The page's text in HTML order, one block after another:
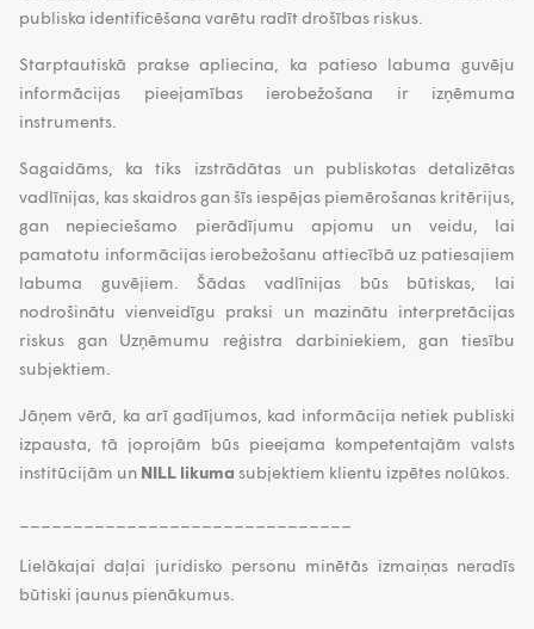
publiska identificēšana varētu radīt drošības riskus.
Starptautiskā prakse apliecina, ka patieso labuma guvēju
informācijas pieejamības ierobežošana ir izņēmuma
instruments.
Sagaidāms, ka tiks izstrādātas un publiskotas detalizētas
vadlīnijas, kas skaidros gan šīs iespējas piemērošanas kritērijus,
gan nepieciešamo pierādījumu apjomu un veidu, lai
pamatotu informācijas ierobežošanu attiecībā uz patiesajiem
labuma guvējiem. Šādas vadlīnijas būs būtiskas, lai
nodrošinātu vienveidīgu praksi un mazinātu interpretācijas
riskus gan Uzņēmumu reģistra darbiniekiem, gan tiesību
subjektiem.
Jāņem vērā, ka arī gadījumos, kad informācija netiek publiski
izpausta, tā joprojām būs pieejama kompetentajām valsts
institūcijām un NILL likuma subjektiem klientu izpētes nolūkos.
Lielākajai daļai juridisko personu minētās izmaiņas neradīs
būtiski jaunus pienākumus.